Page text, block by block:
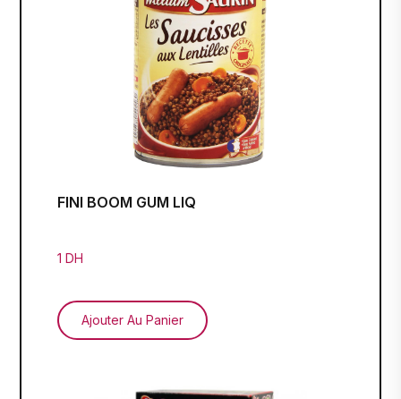
FINI BOOM GUM LIQ
1 DH
Ajouter Au Panier